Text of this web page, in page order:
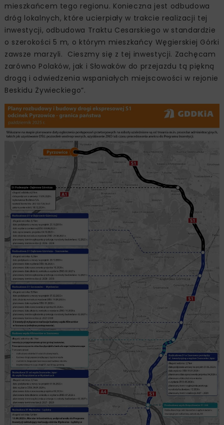
mieszkańcem tego regionu. Konieczna jest odbudowa
dróg lokalnych, które ucierpiały w trakcie realizacji tej
inwestycji, odbudowa Traktu Cesarskiego w standardzie
o szerokości 5 m, o którym mieszkańcy Węgierskiej Górki
zawsze marzyli. Cieszmy się z tej inwestycji. Zachęcam
zarówno Polaków, jak i Słowaków do przejazdu tą piękną
drogą i odwiedzenia wspaniałych miejscowości w rejonie
Beskidu Żywieckiego”.